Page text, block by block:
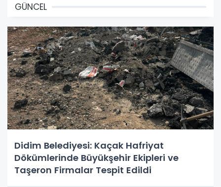
GÜNCEL
Didim Belediyesi: Kaçak Hafriyat
Dökümlerinde Büyükşehir Ekipleri ve
Taşeron Firmalar Tespit Edildi